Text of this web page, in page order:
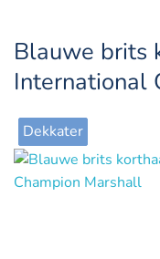
Blauwe brits
International
Dekkater